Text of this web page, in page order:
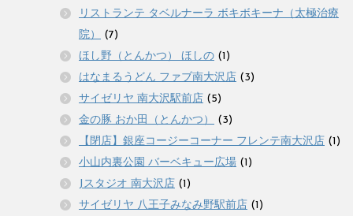
リストランテ タベルナーラ ボキボキーナ（太極治療
院）
(7)
ほし野（とんかつ） ほしの (1)
はなまるうどん ファブ南大沢店 (3)
サイゼリヤ 南大沢駅前店 (5)
金の豚 おか田（とんかつ）
(3)
【閉店】銀座コージーコーナー フレンテ南大沢店 (1)
小山内裏公園 バーベキュー広場 (1)
Jスタジオ 南大沢店 (1)
サイゼリヤ 八王子みなみ野駅前店 (1)